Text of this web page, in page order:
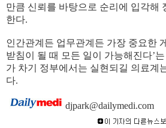
만큼 신뢰를 바탕으로 순리에 입각해
한다.
인간관계든 업무관계든 가장 중요한
받침이 될 때 모든 일이 가능해진다’
가 차기 정부에서는 실현되길 의료계
다.
djpark@dailymedi.com